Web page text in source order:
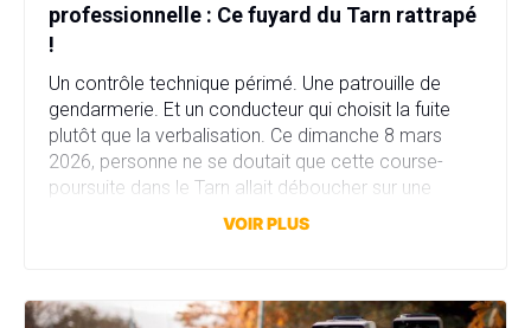
professionnelle : Ce fuyard du Tarn rattrapé
!
Un contrôle technique périmé. Une patrouille de
gendarmerie. Et un conducteur qui choisit la fuite
plutôt que la verbalisation. Ce dimanche 8 mars
2026, personne ne se doutait que cette course-
poursuite dans le Tarn allait déboucher sur une
affaire bien plus sérieuse que prévu. Fausse plaque
VOIR PLUS